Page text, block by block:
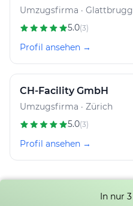
Umzugsfirma · Glattbrugg
5.0(3)
Profil ansehen →
CH-Facility GmbH
Umzugsfirma · Zürich
5.0(3)
Profil ansehen →
In nur